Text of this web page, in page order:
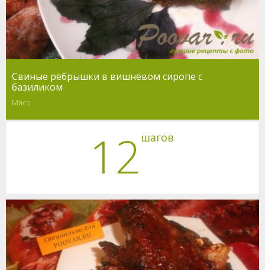
Свиные рёбрышки в вишнёвом сиропе с
базиликом
Мясо
12 шагов